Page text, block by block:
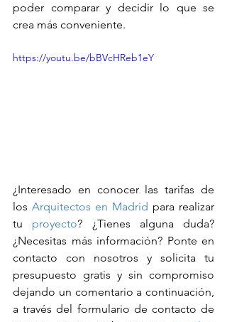
poder comparar y decidir lo que se
crea más conveniente.
https://youtu.be/bBVcHReb1eY
¿Interesado en conocer las tarifas de
los Arquitectos en Madrid para realizar
tu proyecto? ¿Tienes alguna duda?
¿Necesitas más información? Ponte en
contacto con nosotros y solicita tu
presupuesto gratis y sin compromiso
dejando un comentario a continuación,
a través del formulario de contacto de